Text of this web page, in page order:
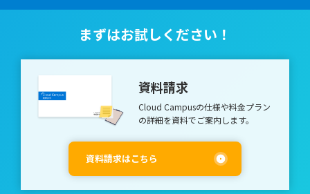
ョンからブレない信念と忠誠心を発揮することで、チームの団結
実現には、ときには他部門や異業種とのコラボレーションによ
熱を持って目的に向かっているかを示すところにあります。時に
は言葉、時には行動が周囲の協働意識を高めるのです。 ビジョ
ンの実現に導くまとめ役こそがこれからのリーダー像 イノベー
ションリーダーは、個人プレイに優れた人材ではありません。む
し、ビジョンの実現に導く人材なのです。イノベーションが企業
の未来を左右する力の源となることは理解されていますが、多く
の日本企業ではこの分野における人材開発は始まったばかり。将
失敗しても粘り強く取り組む力です。 3つの構成要素について具
体的に紹介していきます。 ①主体性 物事に進んで取り組む力が
める必要があります。 例え小さな課題でも「達成できた」とい
う経験を重ねていくことで、徐々に自分で動いてよい、自ら動く
べき、という感覚が生まれてきます。 例えば、部下や後輩が試
行錯誤して出した結果に間違いがあったとしても「それではダメ
ようにしましょう。 主体性に関する研修のポイントについては
社員の主体性を最大限に引き出すための研修設計3つのポイント
の記事も参考にしてみてください。 ②働きかけ力 他人に働きか
pose） 仕事が生み出す価値に意義を感じる。仕事のアウトプッ
トが社会的貢献につながることに働きがいを感じる。 3．可能性
（Potential） 仕事を頑張ることが自身の向上につながる。仕事
ど、仕事内容とは関係のない外部からの感情的な圧力によって、
自分自身が脅かされているために働く。 5．経済的圧力（Econo
mic pressure） 報酬を得るため、または、処罰を逃れるために働
く。仕事内容や自己実現とは関係ない外的圧力によるものとな
的要素とは無関係な「昨日も働いていたから、今日も働く」とい
う動機づけ。 「楽しみ」「意義」「可能性」を感じないと人は
動かない 上記の6つの動機のうち、1～3は仕事に対する個人の自
まずはお試しください！
資料請求
Cloud Campusの仕様や料金プラン
の詳細を資料でご案内します。
資料請求はこちら